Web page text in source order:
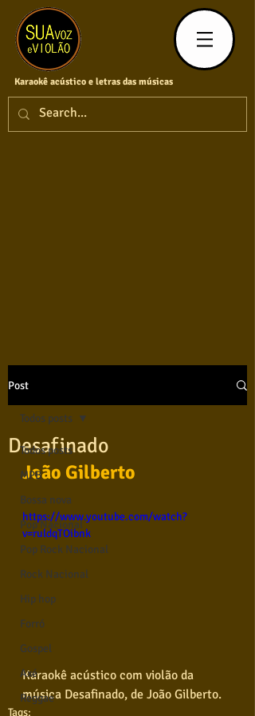
Karaokê acústico e letras das músicas
Post
Todos posts
MPB
Bossa nova
Pop Nacional
Pop Rock Nacional
Rock Nacional
Hip hop
Forró
Gospel
Axé
Reggae
Todos posts
Desafinado
João Gilberto
https://www.youtube.com/watch?
v=ruldqTOibnk
Karaokê acústico com violão da
música Desafinado, de João Gilberto.
Tags: